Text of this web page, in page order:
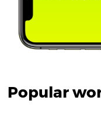
Popular